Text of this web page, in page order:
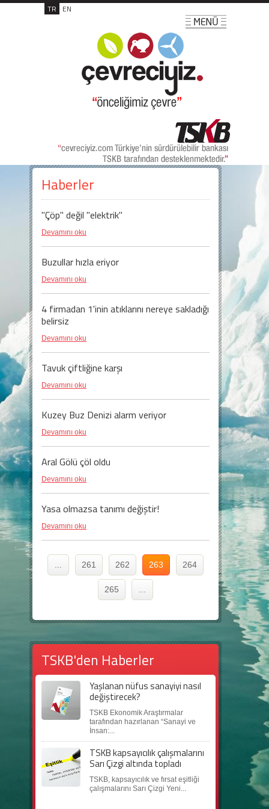
TR EN
Haberler
"Çöp" değil "elektrik"
Devamını oku
Buzullar hızla eriyor
Devamını oku
4 firmadan 1'inin atıklarını nereye sakladığı
belirsiz
Devamını oku
Tavuk çiftliğine karşı
Devamını oku
Kuzey Buz Denizi alarm veriyor
Devamını oku
Aral Gölü çöl oldu
Devamını oku
Yasa olmazsa tanımı değiştir!
Devamını oku
261 262 263 264
265
TSKB'den Haberler
Yaşlanan nüfus sanayiyi nasıl
değiştirecek?
TSKB Ekonomik Araştırmalar
tarafından hazırlanan “Sanayi ve
İnsan:...
TSKB kapsayıcılık çalışmalarını
Sarı Çizgi altında topladı
TSKB, kapsayıcılık ve fırsat eşitliği
çalışmalarını Sarı Çizgi Yeni...